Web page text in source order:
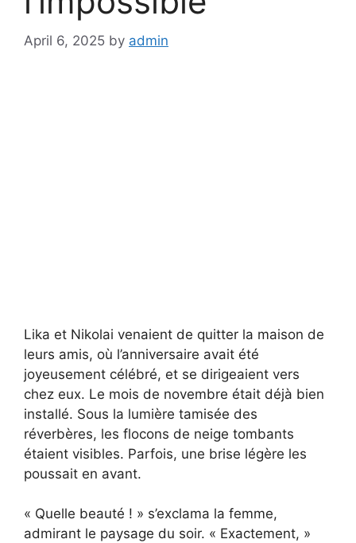
April 6, 2025 by admin
Lika et Nikolai venaient de quitter la maison de
leurs amis, où l’anniversaire avait été
joyeusement célébré, et se dirigeaient vers
chez eux. Le mois de novembre était déjà bien
installé. Sous la lumière tamisée des
réverbères, les flocons de neige tombants
étaient visibles. Parfois, une brise légère les
poussait en avant.
« Quelle beauté ! » s’exclama la femme,
admirant le paysage du soir. « Exactement, »